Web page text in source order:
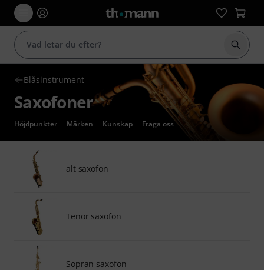
Börja
Blåsinstrument
Saxofoner
Höjdpunkter Märken Kunskap Fråga oss
alt saxofon
Tenor saxofon
Sopran saxofon